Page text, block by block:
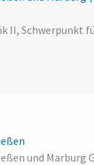
II, Schwerpunkt
und Marburg